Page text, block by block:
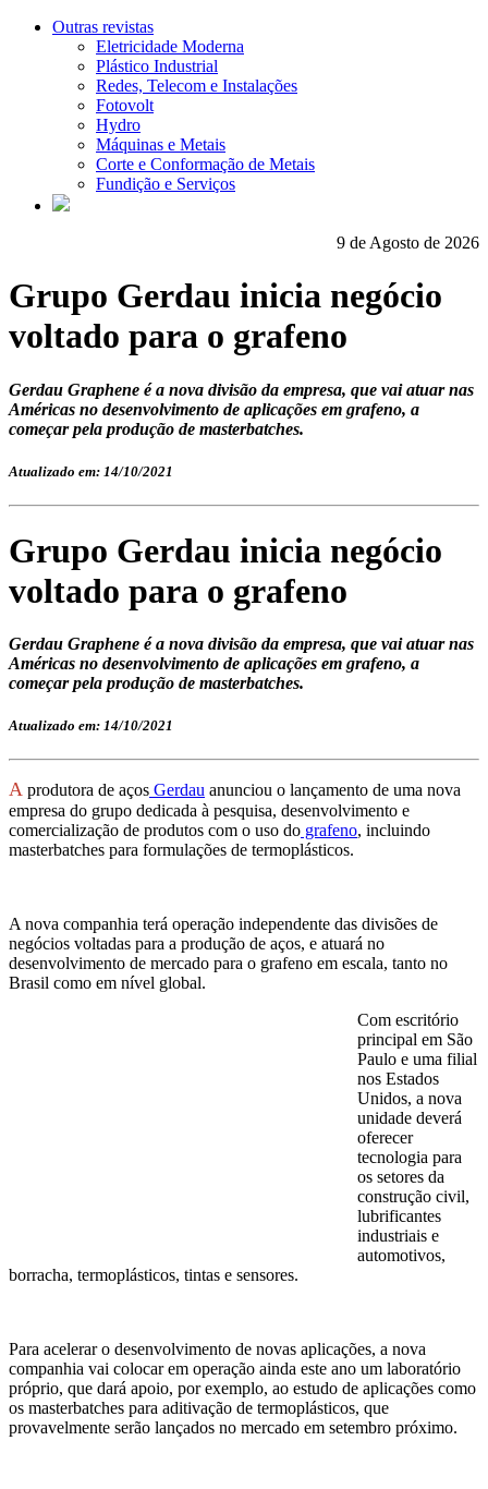
Outras revistas
Eletricidade Moderna
Plástico Industrial
Redes, Telecom e Instalações
Fotovolt
Hydro
Máquinas e Metais
Corte e Conformação de Metais
Fundição e Serviços
9 de Agosto de 2026
Grupo Gerdau inicia negócio
voltado para o grafeno
Gerdau Graphene é a nova divisão da empresa, que vai atuar nas
Américas no desenvolvimento de aplicações em grafeno, a
começar pela produção de masterbatches.
Atualizado em: 14/10/2021
Grupo Gerdau inicia negócio
voltado para o grafeno
Gerdau Graphene é a nova divisão da empresa, que vai atuar nas
Américas no desenvolvimento de aplicações em grafeno, a
começar pela produção de masterbatches.
Atualizado em: 14/10/2021
A produtora de aços Gerdau anunciou o lançamento de uma nova
empresa do grupo dedicada à pesquisa, desenvolvimento e
comercialização de produtos com o uso do grafeno, incluindo
masterbatches para formulações de termoplásticos.
A nova companhia terá operação independente das divisões de
negócios voltadas para a produção de aços, e atuará no
desenvolvimento de mercado para o grafeno em escala, tanto no
Brasil como em nível global.
Com escritório
principal em São
Paulo e uma filial
nos Estados
Unidos, a nova
unidade deverá
oferecer
tecnologia para
os setores da
construção civil,
lubrificantes
industriais e
automotivos,
borracha, termoplásticos, tintas e sensores.
Para acelerar o desenvolvimento de novas aplicações, a nova
companhia vai colocar em operação ainda este ano um laboratório
próprio, que dará apoio, por exemplo, ao estudo de aplicações como
os masterbatches para aditivação de termoplásticos, que
provavelmente serão lançados no mercado em setembro próximo.